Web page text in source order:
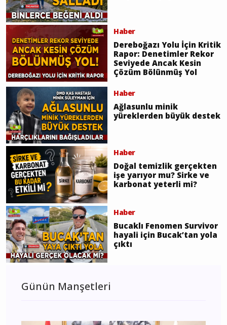
Haber
Dereboğazı Yolu İçin Kritik
Rapor: Denetimler Rekor
Seviyede Ancak Kesin
Çözüm Bölünmüş Yol
Haber
Ağlasunlu minik
yüreklerden büyük destek
Haber
Doğal temizlik gerçekten
işe yarıyor mu? Sirke ve
karbonat yeterli mi?
Haber
Bucaklı Fenomen Survivor
hayali için Bucak’tan yola
çıktı
Günün Manşetleri